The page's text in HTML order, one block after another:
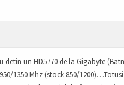
un HD5770 de la Gigabyte
1350 Mhz (stock 850/